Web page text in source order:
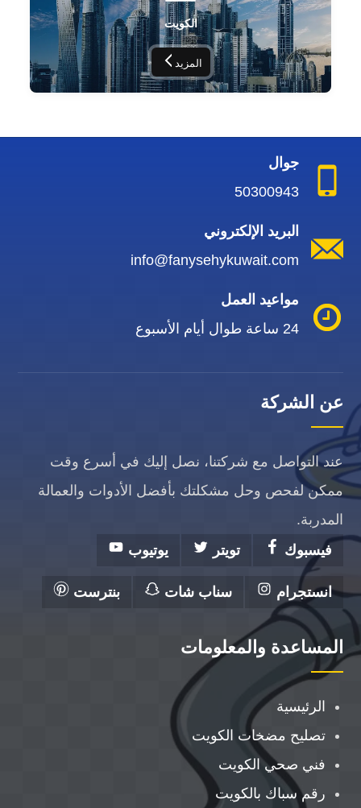
الكويت
المزيد
جوال
50300943
البريد الإلكتروني
info@fanysehykuwait.com
مواعيد العمل
24 ساعة طوال أيام الأسبوع
عن الشركة
عند التواصل مع شركتنا، نصل إليك في أسرع وقت
ممكن لفحص وحل مشكلتك بأفضل الأدوات والعمالة
المدربة.
فيسبوك
تويتر يوتيوب
انستجرام سناب شات بنترست
المساعدة والمعلومات
الرئيسية
تصليح مضخات الكويت
فني صحي الكويت
رقم سباك بالكويت